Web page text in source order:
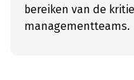
bereiken van de
managementteams.